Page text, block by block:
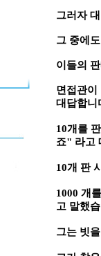
그러자
그 중에
이들의
면접관이
대답합니
10개를
죠" 라고
10개 판
1000 개
고 말했
그는 빗